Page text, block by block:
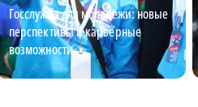
Госслужба для молодежи: новые
перспективы и карьерные
возможности